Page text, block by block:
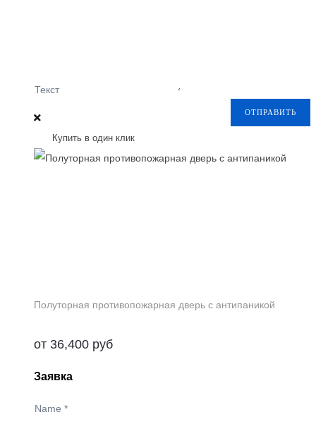
Текст
ОТПРАВИТЬ
Купить в один клик
Полуторная противопожарная дверь с антипаникой
от 36,400 руб
Заявка
Name *